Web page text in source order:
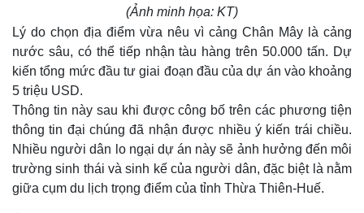
(Ảnh minh họa: KT)
Lý do chọn địa điểm vừa nêu vì cảng Chân Mây là cảng
nước sâu, có thể tiếp nhận tàu hàng trên 50.000 tấn. Dự
kiến tổng mức đầu tư giai đoạn đầu của dự án vào khoảng
5 triệu USD.
Thông tin này sau khi được công bố trên các phương tiện
thông tin đại chúng đã nhận được nhiều ý kiến trái chiều.
Nhiều người dân lo ngại dự án này sẽ ảnh hưởng đến môi
trường sinh thái và sinh kế của người dân, đặc biệt là nằm
giữa cụm du lịch trọng điểm của tỉnh Thừa Thiên-Huế.